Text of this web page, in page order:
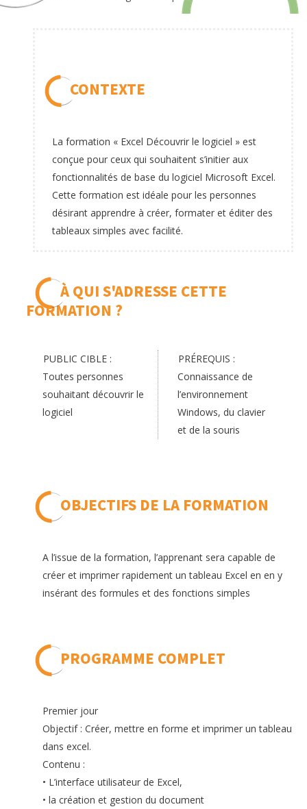
CONTEXTE
La formation « Excel Découvrir le logiciel » est
conçue pour ceux qui souhaitent s’initier aux
fonctionnalités de base du logiciel Microsoft Excel.
Cette formation est idéale pour les personnes
désirant apprendre à créer, formater et éditer des
tableaux simples avec facilité.
À QUI S'ADRESSE CETTE
FORMATION ?
PUBLIC CIBLE :
Toutes personnes
souhaitant découvrir le
logiciel
PRÉREQUIS :
Connaissance de
l’environnement
Windows, du clavier
et de la souris
OBJECTIFS DE LA FORMATION
A l’issue de la formation, l’apprenant sera capable de
créer et imprimer rapidement un tableau Excel en en y
insérant des formules et des fonctions simples
PROGRAMME COMPLET
Premier jour
Objectif : Créer, mettre en forme et imprimer un tableau
dans excel.
Contenu :
• L’interface utilisateur de Excel,
• la création et gestion du document